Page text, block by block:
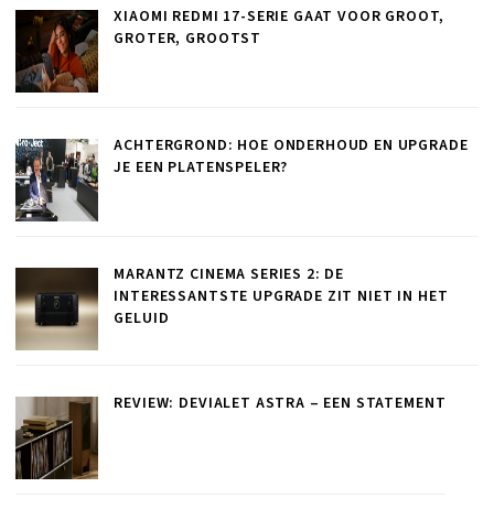
XIAOMI REDMI 17-SERIE GAAT VOOR GROOT,
GROTER, GROOTST
ACHTERGROND: HOE ONDERHOUD EN UPGRADE
JE EEN PLATENSPELER?
MARANTZ CINEMA SERIES 2: DE
INTERESSANTSTE UPGRADE ZIT NIET IN HET
GELUID
REVIEW: DEVIALET ASTRA – EEN STATEMENT